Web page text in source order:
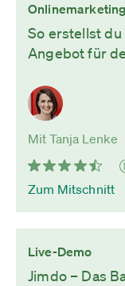
Onlinemarketing
So erstellst
Angebot für
Mit Tanja Lenke
Zum Mitschnitt
Live-Demo
Jimdo – Das